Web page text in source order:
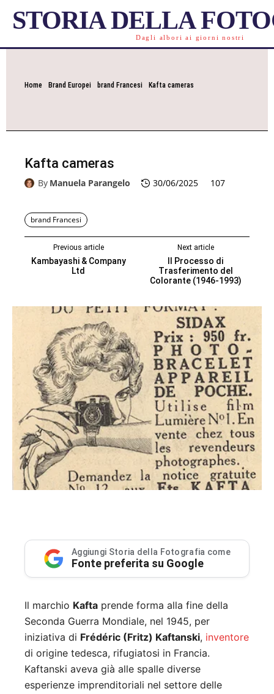
STORIA DELLA
Dagli albori ai giorni nostri
Home Brand Europei brand Francesi Kafta cameras
Kafta cameras
By Manuela Parangelo 30/06/2025 107
brand Francesi
Previous article
Kambayashi & Company
Ltd
Next article
Il Processo di
Trasferimento del
Colorante (1946-1993)
Aggiungi Storia della Fotografia come
Fonte preferita su Google
Il marchio Kafta prende forma alla fine della
Seconda Guerra Mondiale, nel 1945, per
iniziativa di Frédéric (Fritz) Kaftanski, inventore
di origine tedesca, rifugiatosi in Francia.
Kaftanski aveva già alle spalle diverse
esperienze imprenditoriali nel settore delle